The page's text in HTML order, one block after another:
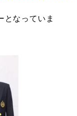
となっていま